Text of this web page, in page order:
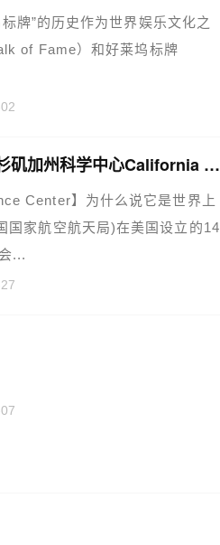
牌”的历史作为世界娱乐文化之
of Fame）和好莱坞标牌
世界上最值得参观的科技馆——洛杉矶加州科学中心California Science Center
Center】为什么说它是世界上
国家航空航天局)在美国设立的14
...